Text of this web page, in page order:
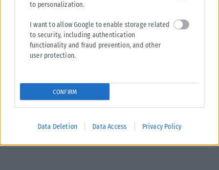
to personalization.
I want to allow Google to enable storage related
to security, including authentication
functionality and fraud prevention, and other
user protection.
CONFIRM
Data Deletion Data Access Privacy Policy